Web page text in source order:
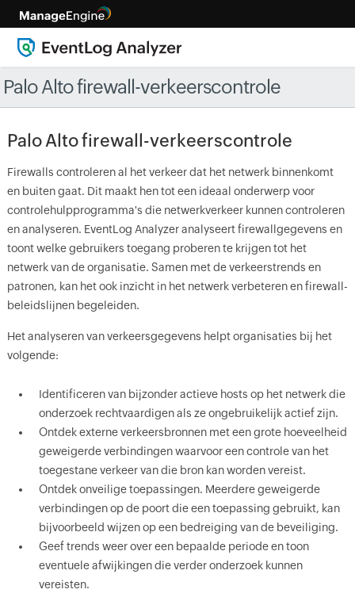
Palo Alto firewall-verkeerscontrole
Palo Alto firewall-verkeerscontrole
Firewalls controleren al het verkeer dat het netwerk binnenkomt
en buiten gaat. Dit maakt hen tot een ideaal onderwerp voor
controlehulpprogramma's die netwerkverkeer kunnen controleren
en analyseren. EventLog Analyzer analyseert firewallgegevens en
toont welke gebruikers toegang proberen te krijgen tot het
netwerk van de organisatie. Samen met de verkeerstrends en
patronen, kan het ook inzicht in het netwerk verbeteren en firewall-
beleidslijnen begeleiden.
Het analyseren van verkeersgegevens helpt organisaties bij het
volgende:
Identificeren van bijzonder actieve hosts op het netwerk die
onderzoek rechtvaardigen als ze ongebruikelijk actief zijn.
Ontdek externe verkeersbronnen met een grote hoeveelheid
geweigerde verbindingen waarvoor een controle van het
toegestane verkeer van die bron kan worden vereist.
Ontdek onveilige toepassingen. Meerdere geweigerde
verbindingen op de poort die een toepassing gebruikt, kan
bijvoorbeeld wijzen op een bedreiging van de beveiliging.
Geef trends weer over een bepaalde periode en toon
eventuele afwijkingen die verder onderzoek kunnen
vereisten.